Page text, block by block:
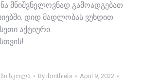
მნიშვნელოვნად გამოადგებათ
დიდ მადლობას ვუხდით
აქტიური
სკოლა By ibmthiebi
April 9, 2022